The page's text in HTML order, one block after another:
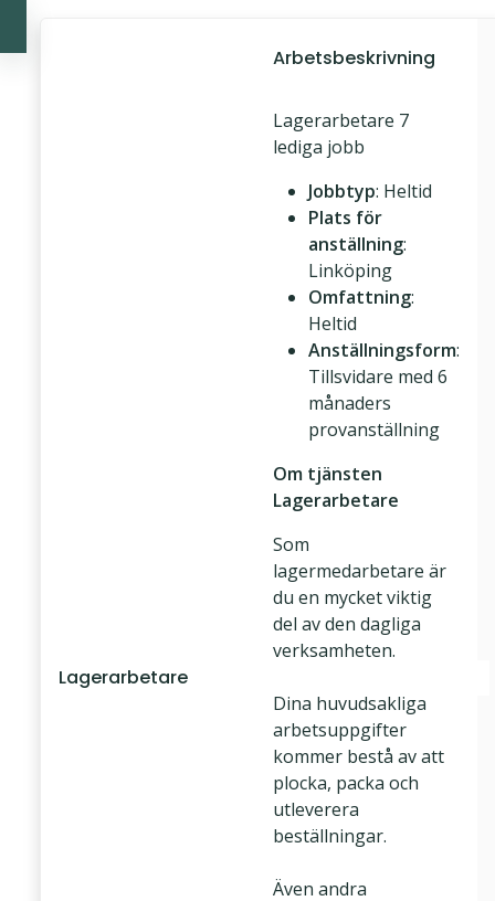
Lagerarbetare
Arbetsbeskrivning
Lagerarbetare 7
lediga jobb
Jobbtyp: Heltid
Plats för
anställning:
Linköping
Omfattning:
Heltid
Anställningsform:
Tillsvidare med 6
månaders
provanställning
Om tjänsten
Lagerarbetare
Som
lagermedarbetare är
du en mycket viktig
del av den dagliga
verksamheten.
Dina huvudsakliga
arbetsuppgifter
kommer bestå av att
plocka, packa och
utleverera
beställningar.
Även andra